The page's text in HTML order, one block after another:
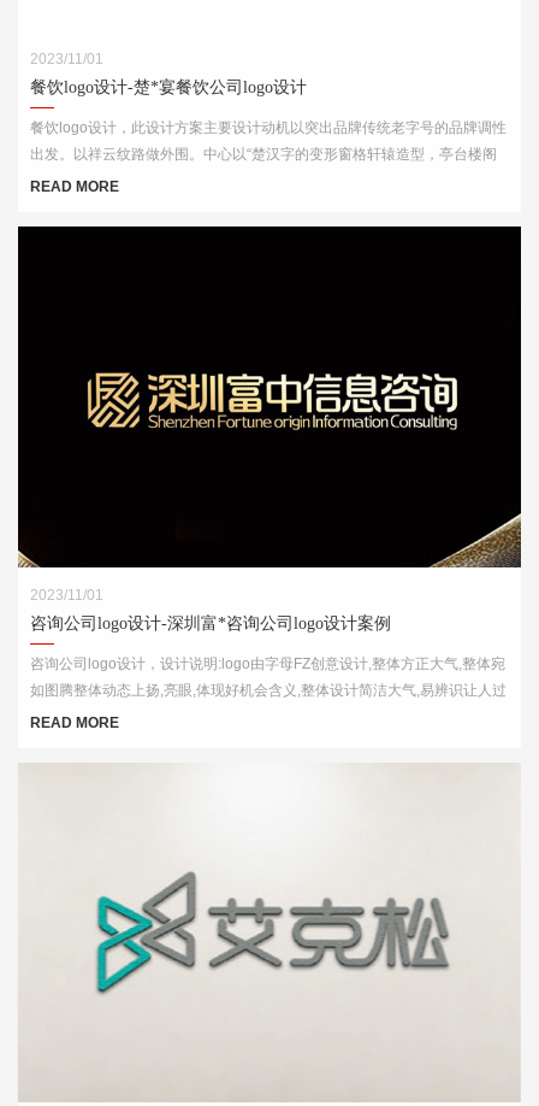
2023/11/01
餐饮logo设计-楚*宴餐饮公司logo设计
餐饮logo设计，此设计方案主要设计动机以突出品牌传统老字号的品牌调性
出发。以祥云纹路做外围。中心以“楚汉字的变形窗格轩辕造型，亭台楼阁
酒肆的视觉印象，链接企业的行业特征
READ MORE
2023/11/01
咨询公司logo设计-深圳富*咨询公司logo设计案例
咨询公司logo设计，设计说明:logo由字母FZ创意设计,整体方正大气,整体宛
如图腾整体动态上扬,亮眼,体现好机会含义,整体设计简洁大气,易辨识让人过
目不忘
READ MORE